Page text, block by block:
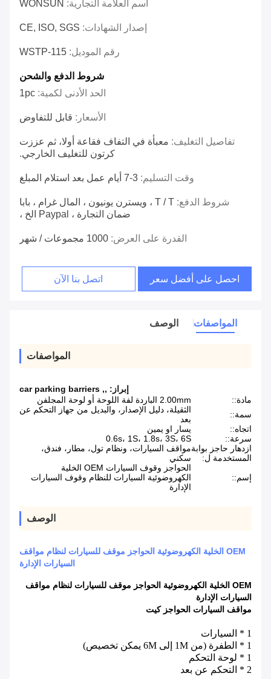
اسم العلامة التجارية: WONSUN
إصدار الشهادات: CE, ISO, SGS
رقم الموديل: WSTP-115
شروط الدفع والشحن
الحد الأدنى لكمية: 1pc
الأسعار: قابل للتفاوض
تفاصيل التغليف: معبأة في التفاف فقاعة أولا، ثم عززت
كرتون للتغليف الخارجي.
وقت التسليم: 3-7 أيام عمل بعد استلام المبلغ
شروط الدفع:
T / T ، ويسترن يونيون ، المال غرام ، بابا
ضمان التجارة ، Paypal الخ ،
القدرة على العرض: 1000 مجموعات / شهر
احصل على أفضل سعر اتصل بنا الآن
المواصفات الوصف
المواصفات
إبراز: ,
,
car parking barriers
مادة::
2.00mm الباردة لفة اللوحة أو لوحة المجلفن
سمة::
الثقيلة، دليل الإصدار، والبديل من جهاز التحكم عن
بعد
اتجاه::
يسار او يمين
سرعة::
0.6s، 1S، 1.8s، 3S، 6S
ازدهار حاجز بوابة
المستخدمة ل:
مواقف السيارات، ونظام تول، مطار، فندق،
سكني
إسم::
الحواجز وقوف السيارات OEM الخلية
الكهروضوئية السيارات للنظام وقوف السيارات
الإدارة
الوصف
OEM الخلية الكهروضوئية الحواجز موقف للسيارات لنظام مواقف
السيارات الإدارة
OEM الخلية الكهروضوئية الحواجز موقف للسيارات لنظام مواقف
السيارات الإدارة
مواقف السيارات الحواجز كيت
1 * السيارات
1 * الطفرة (من 1M إلى 6M يمكن تخصيص)
1 * لوحة التحكم
2 * التحكم عن بعد